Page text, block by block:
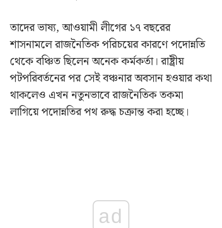
তাদের ভাষ্য, আওয়ামী লীগের ১৭ বছরের
শাসনামলে রাজনৈতিক পরিচয়ের কারণে পদোন্নতি
থেকে বঞ্চিত ছিলেন অনেক কর্মকর্তা। রাষ্ট্রীয়
পটপরিবর্তনের পর সেই বঞ্চনার অবসান হওয়ার কথা
থাকলেও এখন নতুনভাবে রাজনৈতিক তকমা
লাগিয়ে পদোন্নতির পথ রুদ্ধ চক্রান্ত করা হচ্ছে।
ad